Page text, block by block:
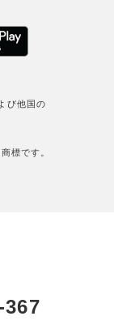
び他国の
標です。
367